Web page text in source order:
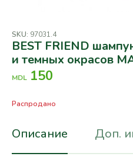
SKU: 97031.4
BEST FRIEND
и темных окрасов
MDL 150
Распродано
Описание Доп.